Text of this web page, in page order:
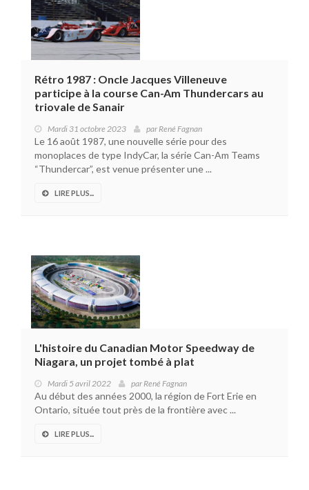
Rétro 1987 : Oncle Jacques Villeneuve
participe à la course Can-Am Thundercars au
triovale de Sanair
Mardi 31 octobre 2023 parRené Fagnan
Le 16 août 1987, une nouvelle série pour des
monoplaces de type IndyCar, la série Can-Am Teams
“Thundercar”, est venue présenter une ...
LIRE PLUS...
L'histoire du Canadian Motor Speedway de
Niagara, un projet tombé à plat
Mardi 5 avril 2022 parRené Fagnan
Au début des années 2000, la région de Fort Erie en
Ontario, située tout près de la frontière avec ...
LIRE PLUS...